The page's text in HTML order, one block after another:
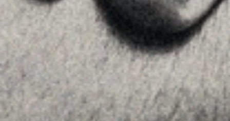
Assessorament
Insights
Contactar
Linkedin
Instagram